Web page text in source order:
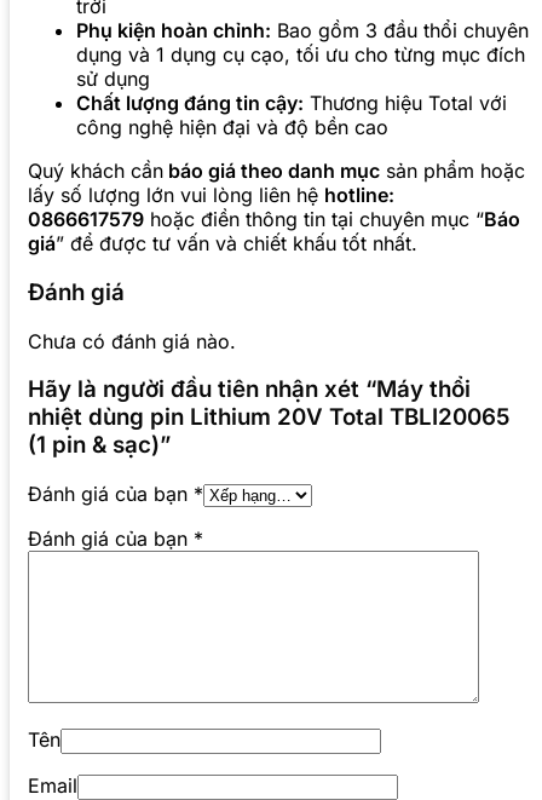
trời
Phụ kiện hoàn chỉnh: Bao gồm 3 đầu thổi chuyên
dụng và 1 dụng cụ cạo, tối ưu cho từng mục đích
sử dụng
Chất lượng đáng tin cậy: Thương hiệu Total với
công nghệ hiện đại và độ bền cao
Quý khách cần báo giá theo danh mục sản phẩm hoặc
lấy số lượng lớn vui lòng liên hệ hotline:
0866617579 hoặc điền thông tin tại chuyên mục “Báo
giá” để được tư vấn và chiết khấu tốt nhất.
Đánh giá
Chưa có đánh giá nào.
Hãy là người đầu tiên nhận xét “Máy thổi
nhiệt dùng pin Lithium 20V Total TBLI20065
(1 pin & sạc)”
Đánh giá của bạn *
Đánh giá của bạn *
Tên
Email